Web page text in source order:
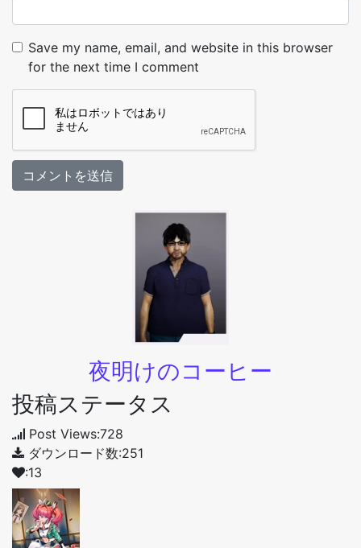
Save my name, email, and website in this browser
for the next time I comment
夜明けのコーヒー
投稿ステータス
Post Views:728
ダウンロード数:251
:13